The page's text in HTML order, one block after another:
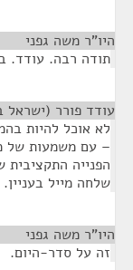
היו"ר משה גפני
תודה רבה. עודד.
עודד פורר (ישראל
לא אוכל להיות
– עם משמעות של
הפנייה
שלחה מייל בעניין.
היו"ר משה גפני
זה על סדר-היום.